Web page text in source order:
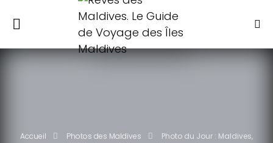
Accueil Photos des Maldives
Photo du Jour : Maldives,